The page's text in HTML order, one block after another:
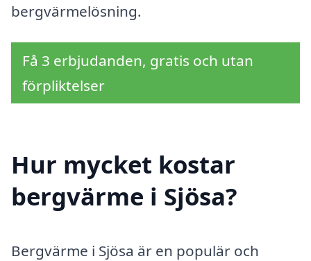
bergvärmelösning.
Få 3 erbjudanden, gratis och utan
förpliktelser
Hur mycket kostar
bergvärme i Sjösa?
Bergvärme i Sjösa är en populär och